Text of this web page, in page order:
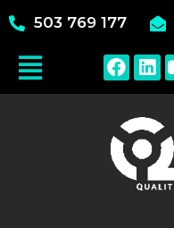
503 769 177